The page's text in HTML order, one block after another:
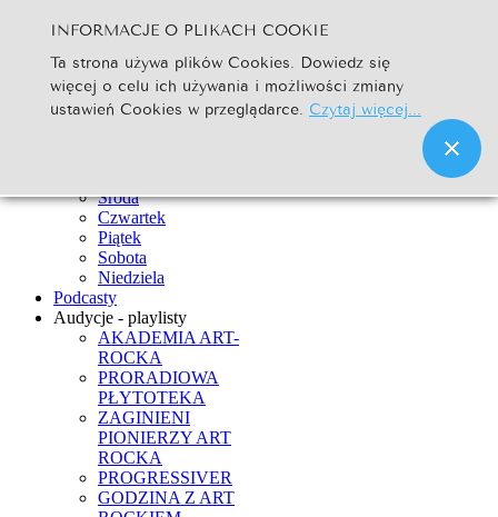
Szukaj... Go
Strona Główna
Newsy
Środa
Czwartek
Piątek
Sobota
Niedziela
Podcasty
Audycje - playlisty
AKADEMIA ART-
ROCKA
PRORADIOWA
PŁYTOTEKA
ZAGINIENI
PIONIERZY ART
ROCKA
PROGRESSIVER
GODZINA Z ART
INFORMACJE O PLIKACH COOKIE
Ta strona używa plików Cookies. Dowiedz się
więcej o celu ich używania i możliwości zmiany
ustawień Cookies w przeglądarce. Czytaj więcej...